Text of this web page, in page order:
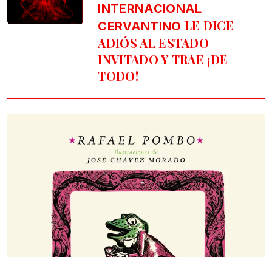
INTERNACIONAL
CERVANTINO LE DICE
ADIÓS AL ESTADO
INVITADO Y TRAE ¡DE
TODO!